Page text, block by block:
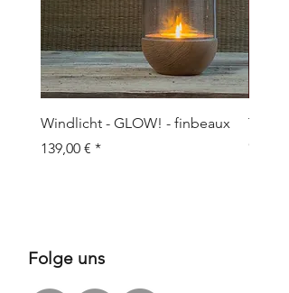
Windlicht - GLOW! - finbeaux
Preis
139,00 €
Topf/
Folge uns